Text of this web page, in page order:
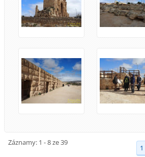
Záznamy: 1 - 8 ze 39
1